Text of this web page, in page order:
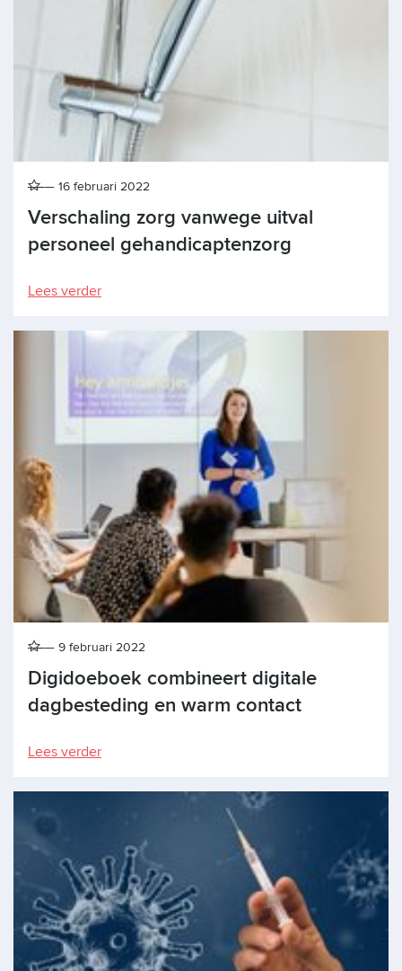
Verschaling zorg vanwege uitval
personeel gehandicaptenzorg
16 februari 2022
Lees verder
Digidoeboek combineert digitale
dagbesteding en warm contact
9 februari 2022
Lees verder